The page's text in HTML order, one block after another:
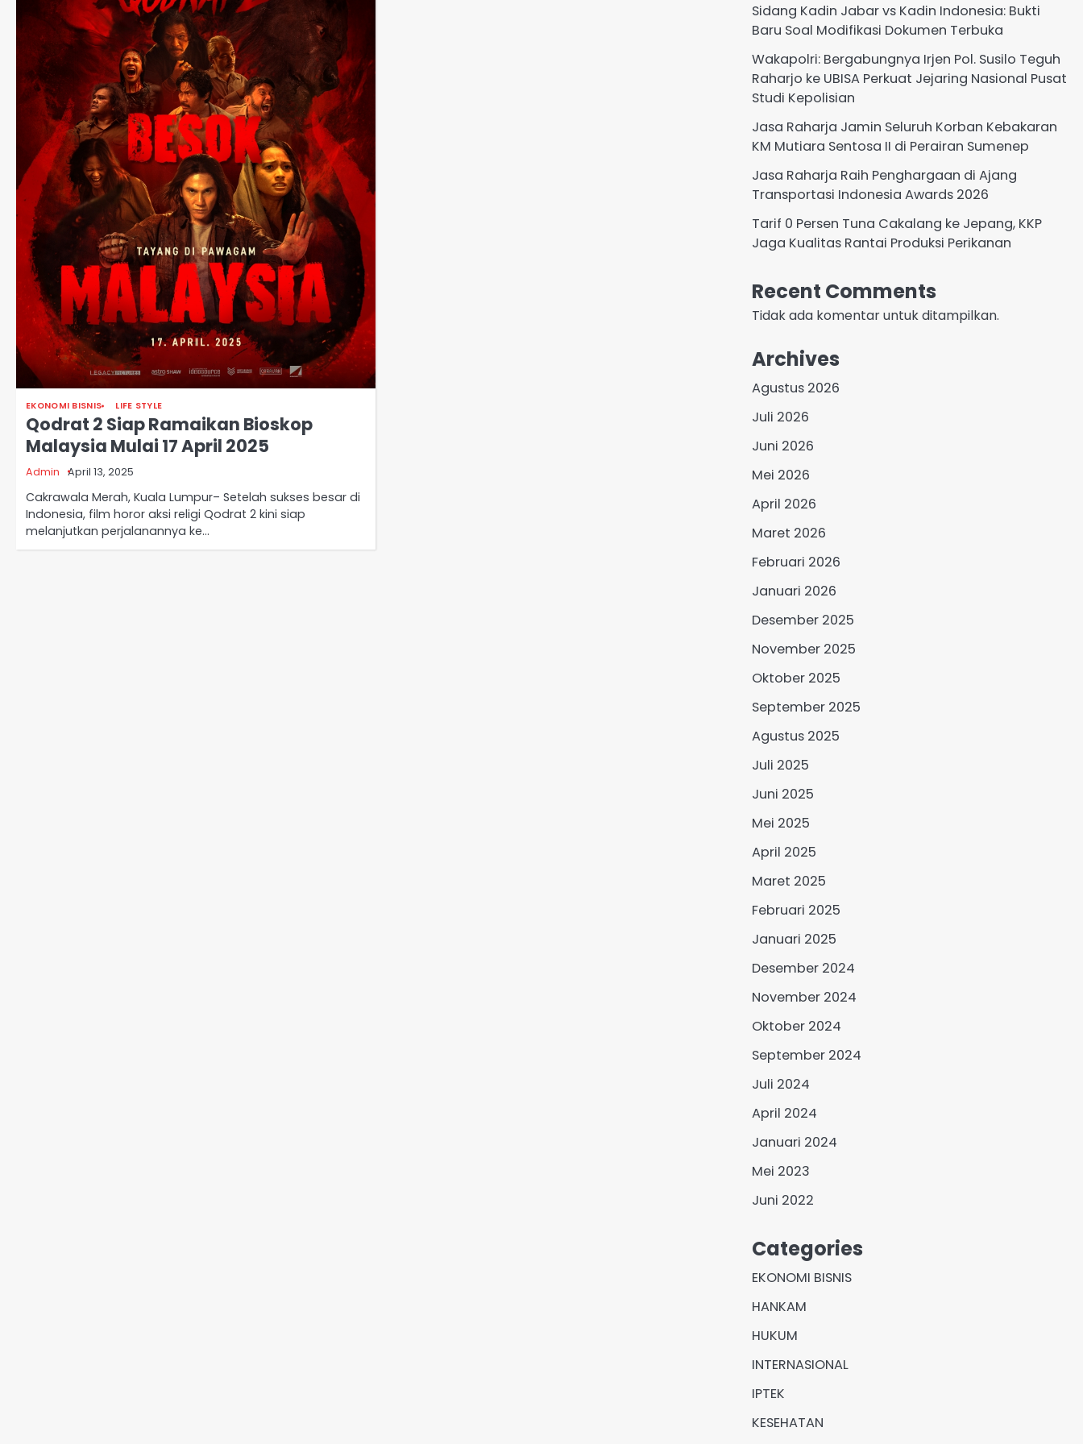
EKONOMI BISNIS LIFE STYLE
Qodrat 2 Siap Ramaikan Bioskop
Malaysia Mulai 17 April 2025
Admin April 13, 2025
Cakrawala Merah, Kuala Lumpur– Setelah sukses besar di
Indonesia, film horor aksi religi Qodrat 2 kini siap
melanjutkan perjalanannya ke…
Sidang Kadin Jabar vs Kadin Indonesia: Bukti
Baru Soal Modifikasi Dokumen Terbuka
Wakapolri: Bergabungnya Irjen Pol. Susilo Teguh
Raharjo ke UBISA Perkuat Jejaring Nasional Pusat
Studi Kepolisian
Jasa Raharja Jamin Seluruh Korban Kebakaran
KM Mutiara Sentosa II di Perairan Sumenep
Jasa Raharja Raih Penghargaan di Ajang
Transportasi Indonesia Awards 2026
Tarif 0 Persen Tuna Cakalang ke Jepang, KKP
Jaga Kualitas Rantai Produksi Perikanan
Recent Comments
Tidak ada komentar untuk ditampilkan.
Archives
Agustus 2026
Juli 2026
Juni 2026
Mei 2026
April 2026
Maret 2026
Februari 2026
Januari 2026
Desember 2025
November 2025
Oktober 2025
September 2025
Agustus 2025
Juli 2025
Juni 2025
Mei 2025
April 2025
Maret 2025
Februari 2025
Januari 2025
Desember 2024
November 2024
Oktober 2024
September 2024
Juli 2024
April 2024
Januari 2024
Mei 2023
Juni 2022
Categories
EKONOMI BISNIS
HANKAM
HUKUM
INTERNASIONAL
IPTEK
KESEHATAN